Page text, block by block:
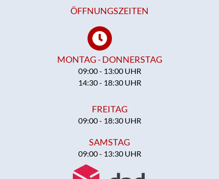
ÖFFNUNGSZEITEN
MONTAG - DONNERSTAG
09:00 - 13:00 UHR
14:30 - 18:30 UHR
FREITAG
09:00 - 18:30 UHR
SAMSTAG
09:00 - 13:30 UHR